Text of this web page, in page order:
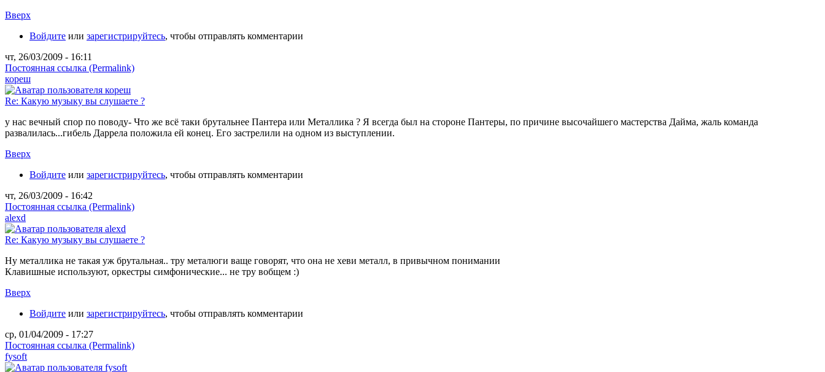
Вверх
Войдите или зарегистрируйтесь, чтобы отправлять комментарии
чт, 26/03/2009 - 16:11
Постоянная ссылка (Permalink)
кореш
Re: Какую музыку вы слушаете ?
у нас вечный спор по поводу- Что же всё таки брутальнее Пантера или Металлика ? Я всегда был на стороне Пантеры, по причине высочайшего мастерства Дайма, жаль команда
развалилась...гибель Даррела положила ей конец. Его застрелили на одном из выступлении.
Вверх
Войдите или зарегистрируйтесь, чтобы отправлять комментарии
чт, 26/03/2009 - 16:42
Постоянная ссылка (Permalink)
alexd
Re: Какую музыку вы слушаете ?
Ну металлика не такая уж брутальная.. тру металюги ваще говорят, что она не хеви металл, в привычном понимании
Клавишные используют, оркестры симфонические... не тру вобщем :)
Вверх
Войдите или зарегистрируйтесь, чтобы отправлять комментарии
ср, 01/04/2009 - 17:27
Постоянная ссылка (Permalink)
fysoft